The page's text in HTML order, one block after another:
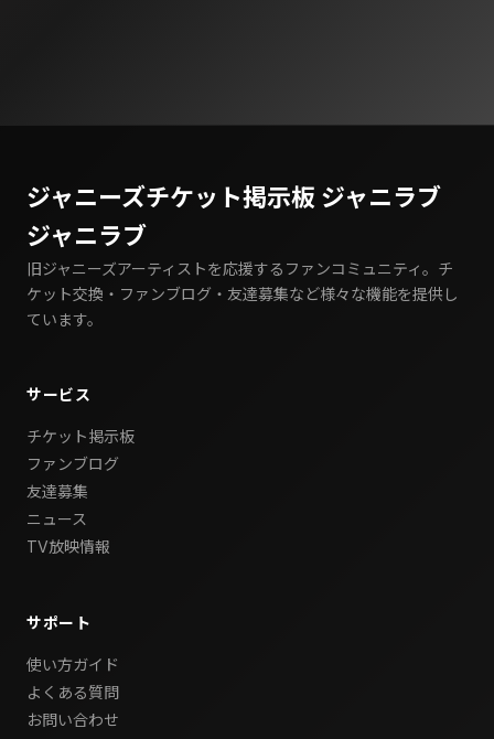
ジャニーズチケット掲示板 ジャニラブ
ジャニラブ
旧ジャニーズアーティストを応援するファンコミュニティ。チ
ケット交換・ファンブログ・友達募集など様々な機能を提供し
ています。
サービス
チケット掲示板
ファンブログ
友達募集
ニュース
TV放映情報
サポート
使い方ガイド
よくある質問
お問い合わせ